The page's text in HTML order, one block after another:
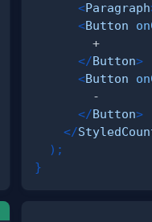
<Paragraph
<Button
</Button>
<Button
</Button>
</
) ;
}